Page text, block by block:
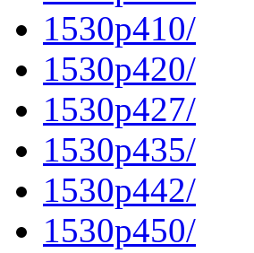
1530p410/
1530p420/
1530p427/
1530p435/
1530p442/
1530p450/